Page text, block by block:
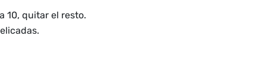
10, quitar el resto.